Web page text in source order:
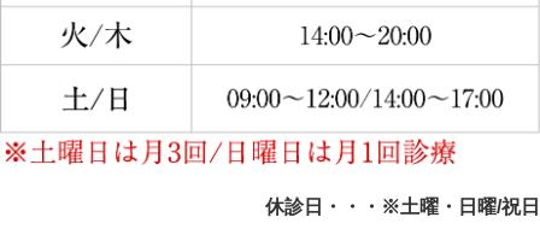
休診日・・・※土曜・日曜/祝日